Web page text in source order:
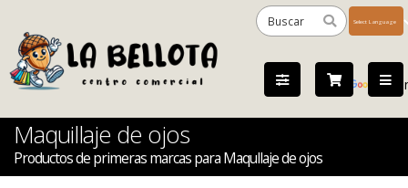
by
Maquillaje de ojos
Productos de primeras marcas para Maqullaje de ojos